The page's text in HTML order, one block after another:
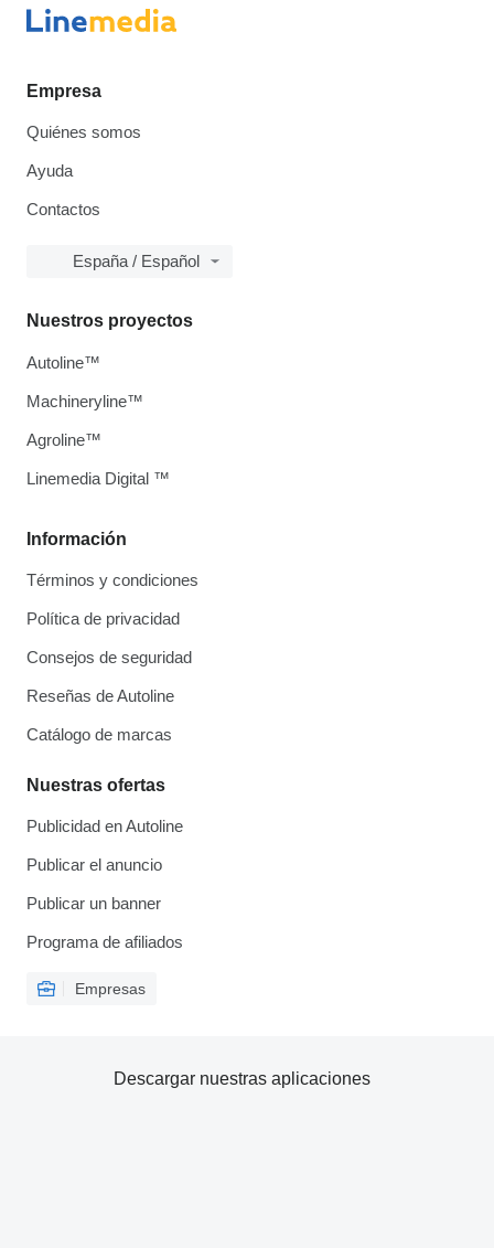
Empresa
Quiénes somos
Ayuda
Contactos
España / Español
Información
Términos y condiciones
Política de privacidad
Consejos de seguridad
Reseñas de Autoline
Catálogo de marcas
Nuestras ofertas
Publicidad en Autoline
Publicar el anuncio
Publicar un banner
Programa de afiliados
Empresas
Nuestros proyectos
Autoline™
Machineryline™
Agroline™
Linemedia Digital ™
Descargar nuestras aplicaciones